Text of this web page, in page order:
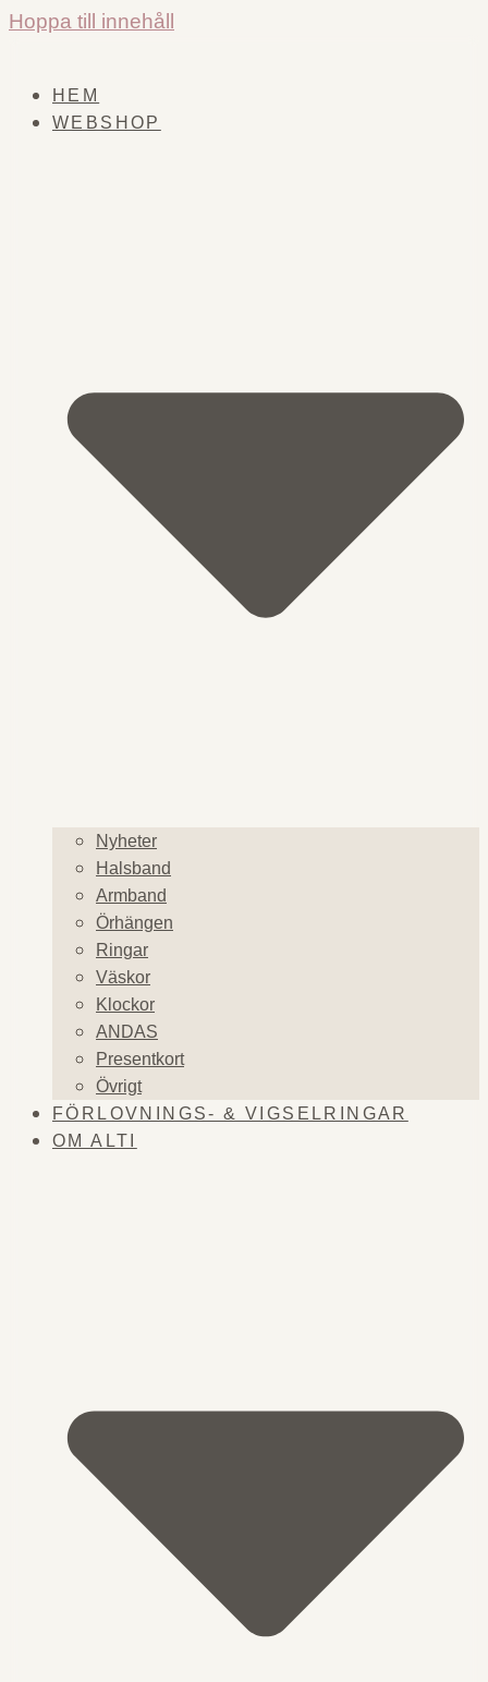
Hoppa till innehåll
HEM
WEBSHOP
Nyheter
Halsband
Armband
Örhängen
Ringar
Väskor
Klockor
ANDAS
Presentkort
Övrigt
FÖRLOVNINGS- & VIGSELRINGAR
OM ALTI